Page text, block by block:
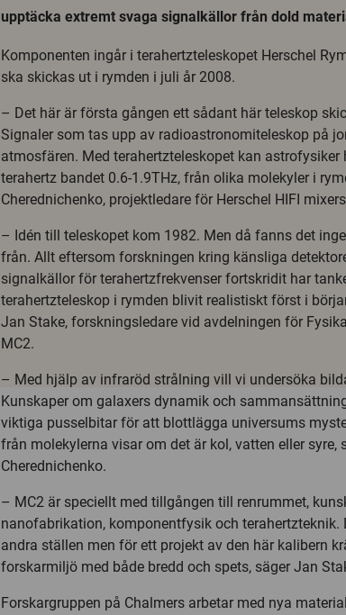
upptäcka extremt svaga signalkällor från dold
Komponenten ingår i terahertzteleskopet Herschel
ska skickas ut i rymden i juli år 2008.
– Det här är första gången ett sådant här teleskop
Signaler som tas upp av radioastronomiteleskop på
atmosfären. Med terahertzteleskopet kan
terahertz bandet 0.6-1.9THz, från olika molekyler i
Cherednichenko, projektledare för Herschel HIFI
– Idén till teleskopet kom 1982. Men då fanns det
från. Allt eftersom forskningen kring känsliga
signalkällor för terahertzfrekvenser fortskridit har
terahertzteleskop i rymden blivit realistiskt först i
Jan Stake, forskningsledare vid avdelningen för
MC2.
– Med hjälp av infraröd strålning vill vi undersöka
Kunskaper om galaxers dynamik och
viktiga pusselbitar för att blottlägga universums
från molekylerna visar om det är kol, vatten eller syre,
Cherednichenko.
– MC2 är speciellt med tillgången till renrummet,
nanofabrikation, komponentfysik och terahertzteknik.
andra ställen men för ett projekt av den här kalibern
forskarmiljö med både bredd och spets, säger Jan
Forskargruppen på Chalmers arbetar med nya